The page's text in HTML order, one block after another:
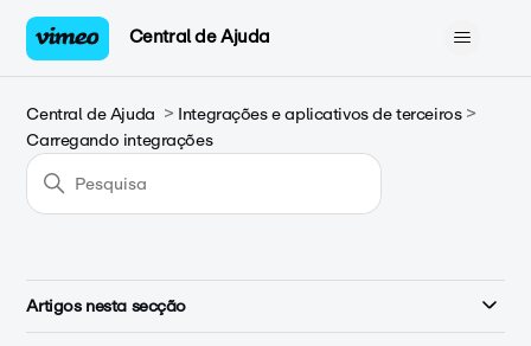
Central de Ajuda
Central de Ajuda
Integrações e aplicativos de terceiros
Carregando integrações
Artigos nesta secção